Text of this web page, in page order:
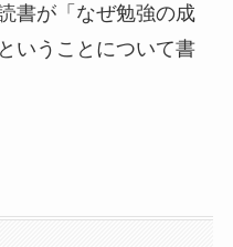
書が「なぜ勉強の成
いうことについて書